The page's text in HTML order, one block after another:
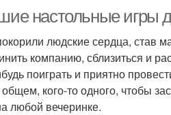
настольные игры
людские сердца, став
компанию, сблизиться и
поиграть и приятно
кого-то одного, чтобы
любой вечеринке.